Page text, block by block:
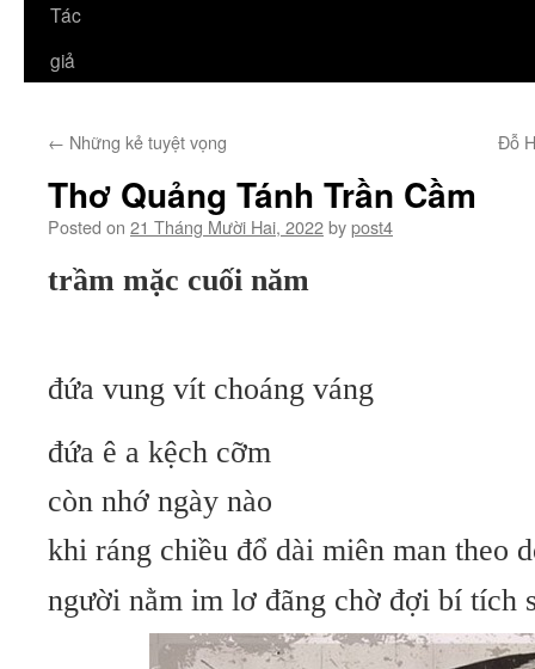
Tác
giả
← Những kẻ tuyệt vọng Đỗ
Thơ Quảng Tánh Trần Cầm
Posted on 21 Tháng Mười Hai, 2022bypost4
trầm mặc cuối năm
đứa vung vít choáng váng
đứa ê a kệch cỡm
còn nhớ ngày nào
khi ráng chiều đổ dài miên man theo
người nằm im lơ đãng chờ đợi bí tích